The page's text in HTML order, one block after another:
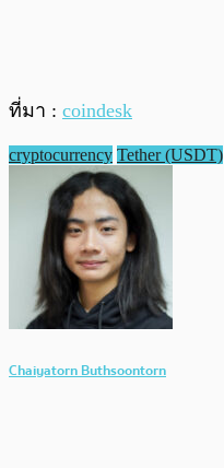
ที่มา : coindesk
cryptocurrency Tether (USDT)
Chaiyatorn Buthsoontorn